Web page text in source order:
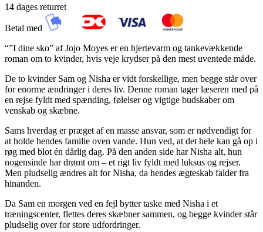
14 dages returret
Betal med
“”I dine sko” af Jojo Moyes er en hjertevarm og tankevækkende
roman om to kvinder, hvis veje krydser på den mest uventede måde.
De to kvinder Sam og Nisha er vidt forskellige, men begge står over
for enorme ændringer i deres liv. Denne roman tager læseren med på
en rejse fyldt med spænding, følelser og vigtige budskaber om
venskab og skæbne.
Sams hverdag er præget af en masse ansvar, som er nødvendigt for
at holde hendes familie oven vande. Hun ved, at det hele kan gå op i
røg med blot én dårlig dag. På den anden side har Nisha alt, hun
nogensinde har drømt om – et rigt liv fyldt med luksus og rejser.
Men pludselig ændres alt for Nisha, da hendes ægteskab falder fra
hinanden.
Da Sam en morgen ved en fejl bytter taske med Nisha i et
træningscenter, flettes deres skæbner sammen, og begge kvinder står
pludselig over for store udfordringer.